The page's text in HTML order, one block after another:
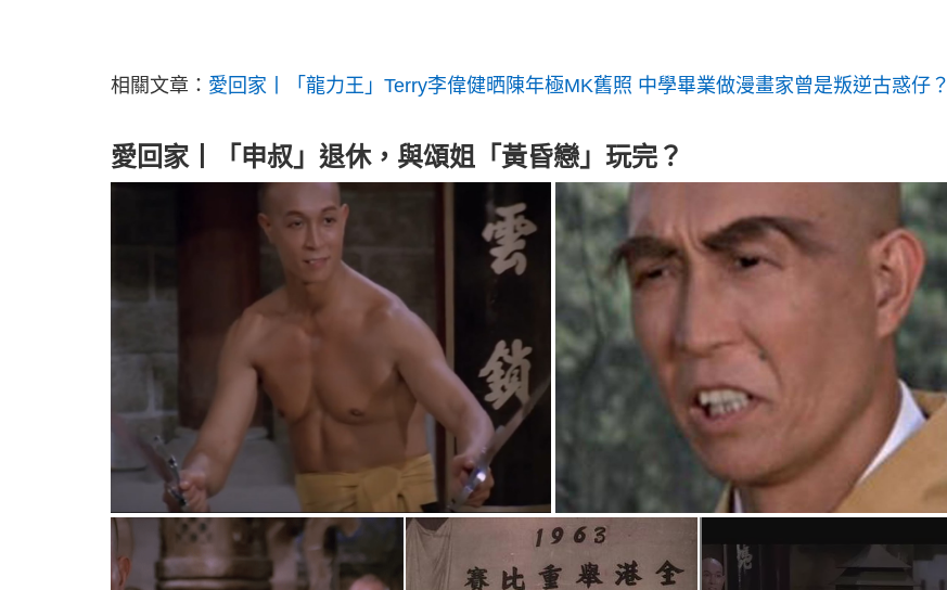
m
相關文章： 愛回家丨「龍力王」Terry李偉健晒陳年極MK舊照 中學畢業做漫畫家曾是叛逆古惑仔？
愛回家丨「申叔」退休，與頌姐「黃昏戀」玩完？